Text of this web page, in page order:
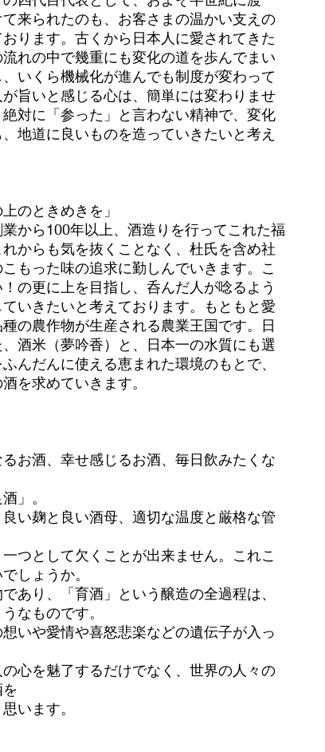
来られたのも、お客さまの温かい支えの
ります。古くから日本人に愛されてきた
れの中で幾重にも変化の道を歩んでまい
いくら機械化が進んでも制度が変わって
旨いと感じる心は、簡単には変わりませ
対に「参った」と言わない精神で、変化
地道に良いものを造っていきたいと考え
のときめきを」
から100年以上、酒造りを行ってこれた福
からも気を抜くことなく、杜氏を含め社
もった味の追求に勤しんでいきます。こ
の更に上を目指し、呑んだ人が唸るよう
いきたいと考えております。もともと愛
の農作物が生産される農業王国です。日
酒米（夢吟香）と、日本一の水質にも選
んだんに使える恵まれた環境のもとで、
を求めていきます。
お酒、幸せ感じるお酒、毎日飲みたくな
」。
い麹と良い酒母、適切な温度と厳格な管
つとして欠くことが出来ません。これこ
しょうか。
あり、「育酒」という醸造の全過程は、
なものです。
いや愛情や喜怒悲楽などの遺伝子が入っ
心を魅了するだけでなく、世界の人々の
います。